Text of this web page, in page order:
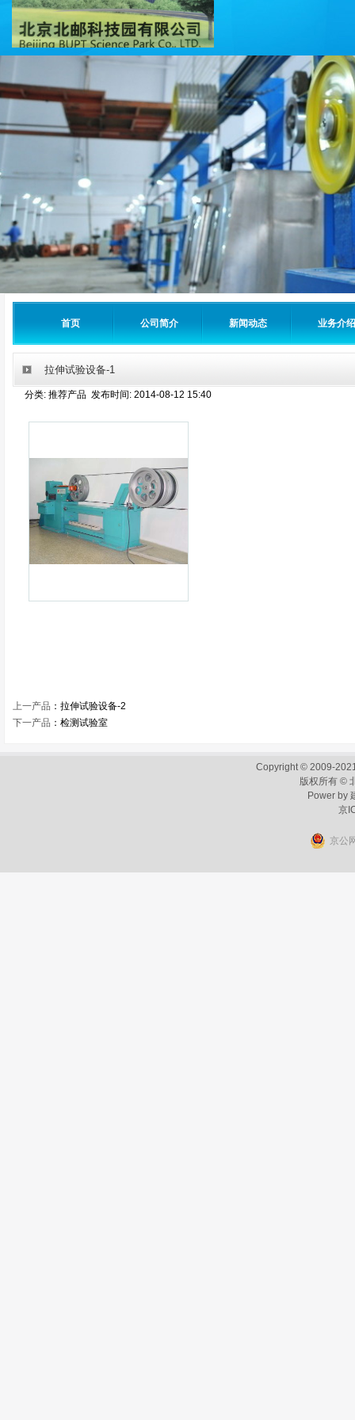
首页 公司简介 新闻动态 业务介绍
拉伸试验设备-1
分类: 推荐产品 发布时间: 2014-08-12 15:40
上一产品 ： 拉伸试验设备-2
下一产品 ： 检测试验室
Copyright © 2009-
版权所有 ©
Power by
京
京公